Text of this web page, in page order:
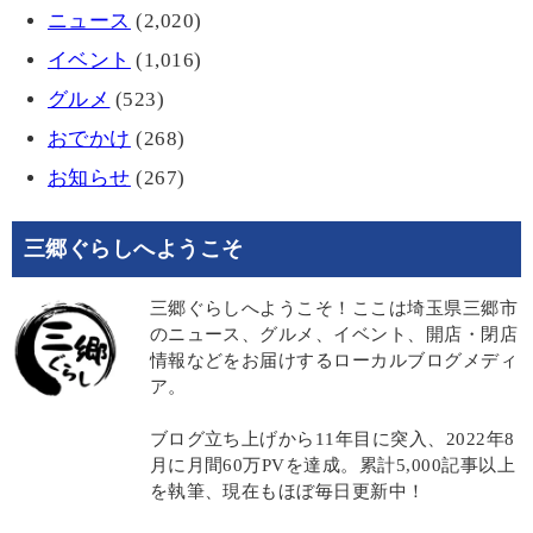
ニュース (2,020)
イベント (1,016)
グルメ (523)
おでかけ (268)
お知らせ (267)
三郷ぐらしへようこそ
三郷ぐらしへようこそ！ここは埼玉県三郷市
のニュース、グルメ、イベント、開店・閉店
情報などをお届けするローカルブログメディ
ア。
ブログ立ち上げから11年目に突入、2022年8
月に月間60万PVを達成。累計5,000記事以上
を執筆、現在もほぼ毎日更新中！